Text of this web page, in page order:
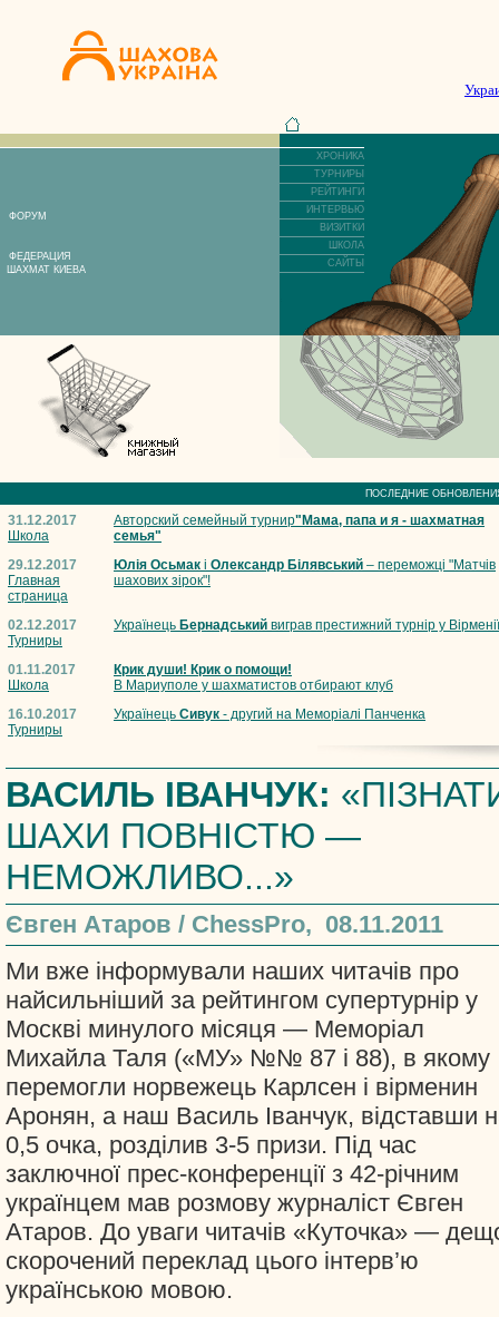
ФОРУМ
ФЕДЕРАЦИЯ
ШАХМАТ КИЕВА
ХРОНИКА
ТУРНИРЫ
РЕЙТИНГИ
ИНТЕРВЬЮ
ВИЗИТКИ
ШКОЛА
САЙТЫ
ПОСЛЕДНИЕ
31.12.2017
Школа
Авторский семейный турнир"Мама, папа и я - шахматная
семья"
29.12.2017
Главная
страница
Юлія Осьмак і Олександр Білявський – переможці "Матчів
шахових зірок"!
02.12.2017
Турниры
Українець Бернадський виграв престижний турнір у Вірменії
01.11.2017
Школа
Крик души! Крик о помощи!
В Мариуполе у шахматистов отбирают клуб
16.10.2017
Турниры
Українець Сивук - другий на Меморіалі Панченка
ВАСИЛЬ ІВАНЧУК:
ШАХИ ПОВНІСТЮ —
НЕМОЖЛИВО...»
Євген Атаров / ChessPro, 08.11.2011
Ми вже інформували наших читачів про
найсильніший за рейтингом супертурнір у
Москві минулого місяця — Меморіал
Михайла Таля («МУ» №№ 87 і 88), в якому
перемогли норвежець Карлсен і вірменин
Аронян, а наш Василь Іванчук, відставши
0,5 очка, розділив 3-5 призи. Під час
заключної прес-конференції з 42-річним
українцем мав розмову журналіст Євген
Атаров. До уваги читачів «Куточка» —
скорочений переклад цього інтерв’ю
українською мовою.